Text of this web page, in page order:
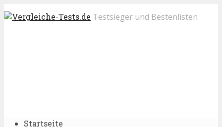
Testsieger und Bestenlisten
Startseite